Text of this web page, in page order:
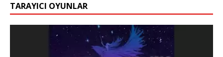
TARAYICI OYUNLAR